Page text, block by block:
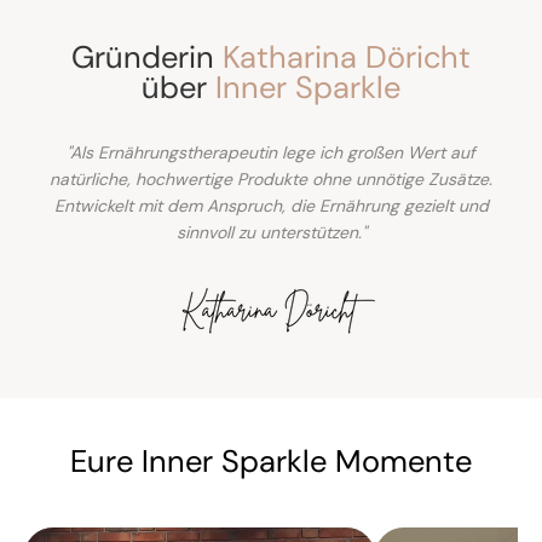
Gründerin Katharina Döricht
über Inner Sparkle
"Als Ernährungstherapeutin lege ich großen Wert auf
natürliche, hochwertige Produkte ohne unnötige Zusätze.
Entwickelt mit dem Anspruch, die Ernährung gezielt und
sinnvoll zu unterstützen."
Eure Inner Sparkle Momente